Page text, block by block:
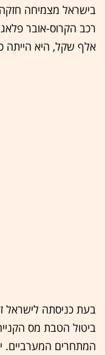
בישראל מצמיחה
אלף שקל, היא הייתה
בעת כניסתה
ביטול הטבת מס